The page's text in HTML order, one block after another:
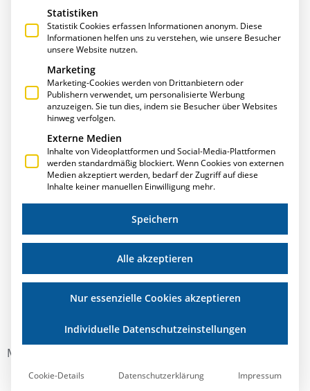
MBZ Ausgabe 09/ 2012
Statistiken
Statistik Cookies erfassen Informationen anonym. Diese
Informationen helfen uns zu verstehen, wie unsere Besucher
unsere Website nutzen.
Marketing
Marketing-Cookies werden von Drittanbietern oder
Publishern verwendet, um personalisierte Werbung
anzuzeigen. Sie tun dies, indem sie Besucher über Websites
hinweg verfolgen.
Externe Medien
Inhalte von Videoplattformen und Social-Media-Plattformen
werden standardmäßig blockiert. Wenn Cookies von externen
Medien akzeptiert werden, bedarf der Zugriff auf diese
Inhalte keiner manuellen Einwilligung mehr.
Speichern
Alle akzeptieren
Nur essenzielle Cookies akzeptieren
Individuelle Datenschutzeinstellungen
Cookie-Details Datenschutzerklärung Impressum